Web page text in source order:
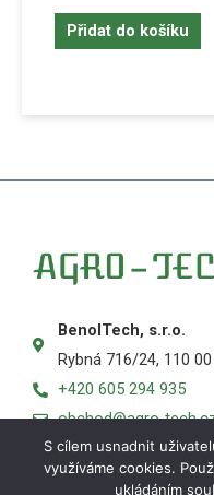
Přidat do košíku
BenolTech, s.r.o.
Rybná 716/24, 110
+420 605 294 935
obchod@agro-
S cílem usnadnit
využíváme cookies.
ukládáním